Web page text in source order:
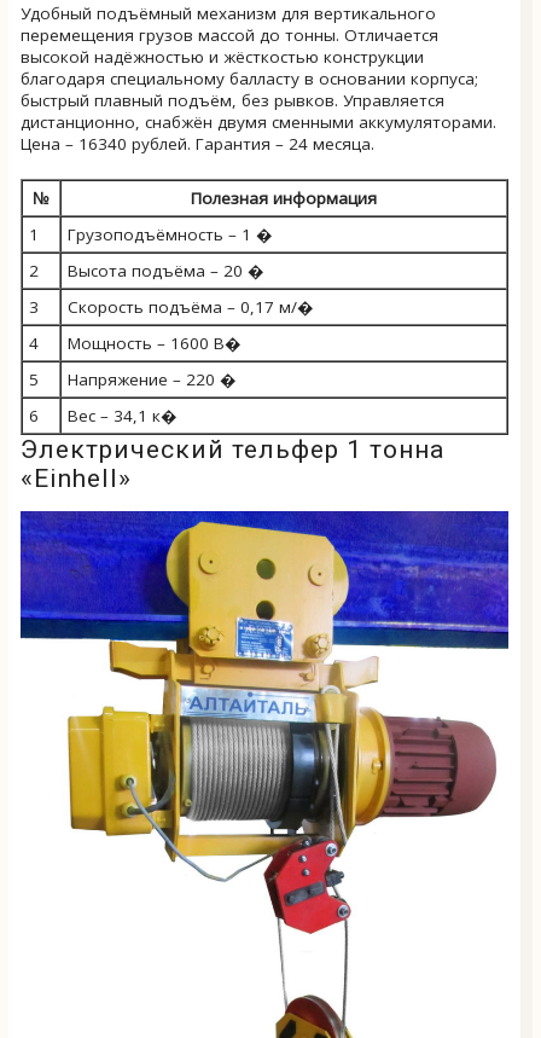
Удобный подъёмный механизм для вертикального
перемещения грузов массой до тонны. Отличается
высокой надёжностью и жёсткостью конструкции
благодаря специальному балласту в основании корпуса;
быстрый плавный подъём, без рывков. Управляется
дистанционно, снабжён двумя сменными аккумуляторами.
Цена – 16340 рублей. Гарантия – 24 месяца.
№
Полезная информация
1
Грузоподъёмность – 1 �
2
Высота подъёма – 20 �
3
Скорость подъёма – 0,17 м/�
4
Мощность – 1600 В�
5
Напряжение – 220 �
6
Вес – 34,1 к�
Электрический тельфер 1 тонна
«Einhell»